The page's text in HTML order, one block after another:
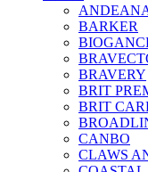
BARKER
BRAVERY
BRIT
BRIT
CANBO
CLAWS